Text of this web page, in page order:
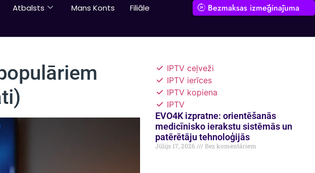
Atbalsts Mans Konts Filiāle Bezmaksas izmēģinājuma
IPTV ceļveži
IPTV ierīces
IPTV kopiena
IPTV
EVO4K izpratne: orientēšanās
medicīnisko ierakstu sistēmās un
patērētāju tehnoloģijās
Jūlijs 17, 2026 Bez komentāriem